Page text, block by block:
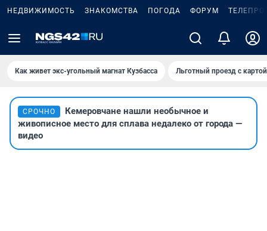
НЕДВИЖИМОСТЬ ЗНАКОМСТВА ПОГОДА ФОРУМ
Как живет экс-угольный магнат Кузбасса Льготный проезд с
СРОЧНО
Кемеровчане нашли необычное и
живописное место для сплава недалеко от города —
видео